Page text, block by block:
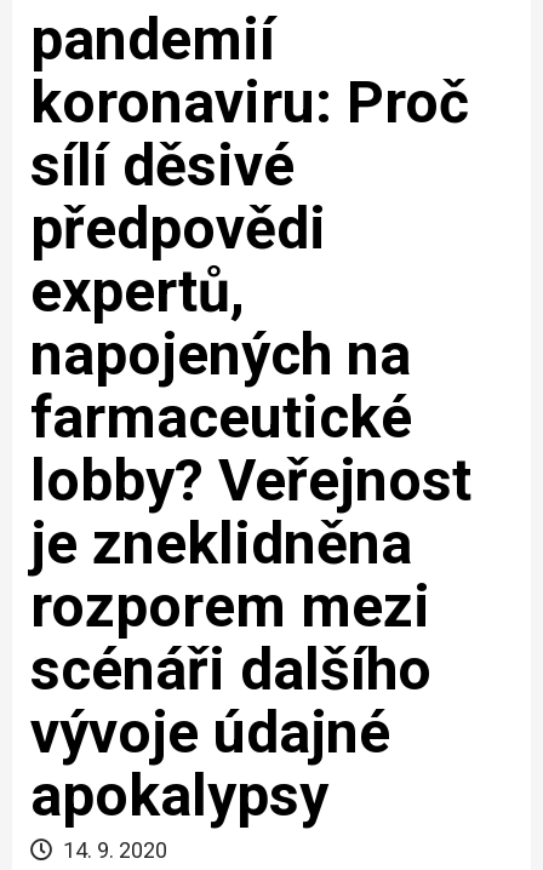
pandemií
koronaviru: Proč
sílí děsivé
předpovědi
expertů,
napojených na
farmaceutické
lobby? Veřejnost
je zneklidněna
rozporem mezi
scénáři dalšího
vývoje údajné
apokalypsy
14. 9. 2020